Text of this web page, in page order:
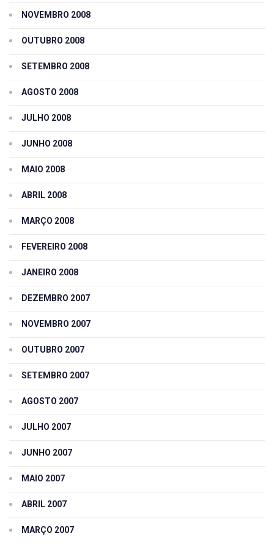
NOVEMBRO 2008
OUTUBRO 2008
SETEMBRO 2008
AGOSTO 2008
JULHO 2008
JUNHO 2008
MAIO 2008
ABRIL 2008
MARÇO 2008
FEVEREIRO 2008
JANEIRO 2008
DEZEMBRO 2007
NOVEMBRO 2007
OUTUBRO 2007
SETEMBRO 2007
AGOSTO 2007
JULHO 2007
JUNHO 2007
MAIO 2007
ABRIL 2007
MARÇO 2007